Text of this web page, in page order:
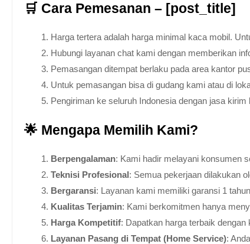
🛒 Cara Pemesanan – [post_title]
Harga tertera adalah harga minimal kaca mobil.
Hubungi layanan chat kami dengan memberikan
Pemasangan ditempat berlaku pada area kantor
Untuk pemasangan bisa di gudang kami atau di
Pengiriman ke seluruh Indonesia dengan jasa
🌟 Mengapa Memilih Kami?
Berpengalaman: Kami hadir melayani konsumen
Teknisi Profesional: Semua pekerjaan dilakukan
Bergaransi: Layanan kami memiliki garansi 1
Kualitas Terjamin: Kami berkomitmen hanya
Harga Kompetitif: Dapatkan harga terbaik
Layanan Pasang di Tempat (Home Service):